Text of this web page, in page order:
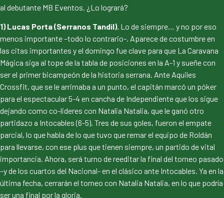
al debutante MB Eventos. ¿Lo logrará?
1) Lucas Porta (Serranos Tandil). Lo de siempre… y no por eso
menos importante –todo lo contrario-. Aparece de costumbre en
las citas importantes y el domingo fue clave para que La Caravana
Mágica siga al tope de la tabla de posiciones en la A-1 y sueñe con
ser el primer bicampeón de la historia serrana. Ante Aquiles
Crossfit, que se le arrimaba a un punto, el capitán marcó un póker
para el espectacular 5-4 en cancha de Independiente que los sigue
dejando como co-lideres con Natalia Natalia, que le ganó otro
partidazo a Intocables (6-5). Tres de sus goles, fueron el empate
parcial, lo que habla de lo que tuvo que remar el equipo de Roldán
para llevarse, con ese plus que tienen siempre, un partido de vital
importancia. Ahora, será turno de reeditar la final del torneo pasado
–y de los cuartos del Nacional- en el clásico ante Intocables. Ya en la
última fecha, cerrarán el torneo con Natalia Natalia, en lo que podría
ser una final por la gloria.